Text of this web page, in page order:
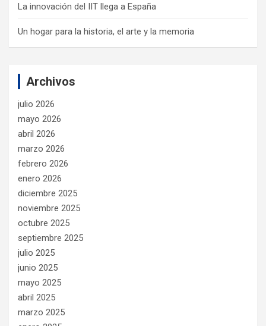
La innovación del IIT llega a España
Un hogar para la historia, el arte y la memoria
Archivos
julio 2026
mayo 2026
abril 2026
marzo 2026
febrero 2026
enero 2026
diciembre 2025
noviembre 2025
octubre 2025
septiembre 2025
julio 2025
junio 2025
mayo 2025
abril 2025
marzo 2025